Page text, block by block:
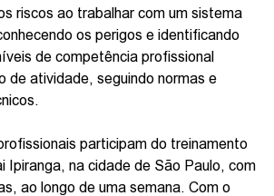
riscos ao trabalhar com um sistema
os perigos e identificando
de competência profissional
de atividade, seguindo normas e
participam do treinamento
Ipiranga, na cidade de São Paulo, com
ao longo de uma semana. Com o